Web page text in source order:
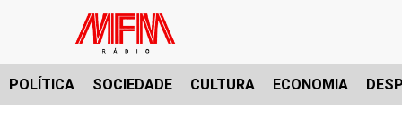
POLÍTICA SOCIEDADE CULTURA ECONOMIA